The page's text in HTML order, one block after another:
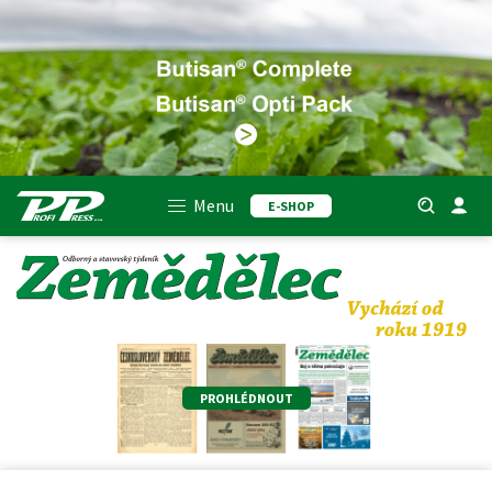
Menu E-SHOP
PROHLÉDNOUT